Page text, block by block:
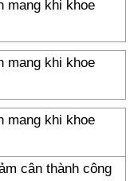
cân thành công